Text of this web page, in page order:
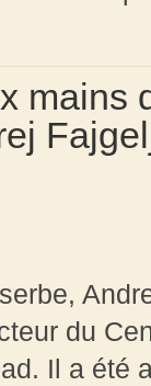
mains
du
Il a été